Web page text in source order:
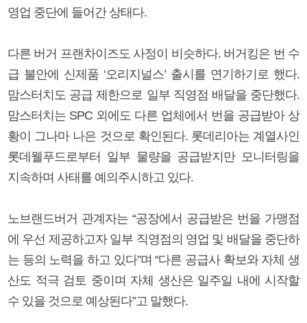
영업 중단에 들어간 상태다.
다른 버거 프랜차이즈도 사정이 비슷하다. 버거킹은 번 수
급 불안에 신제품 ‘오리지널스’ 출시를 연기하기로 했다.
맘스터치도 공급 제한으로 일부 직영점 배달을 중단했다.
맘스터치는 SPC 외에도 다른 업체에서 번을 공급받아 상
황이 그나마 나은 것으로 확인된다. 롯데리아는 계열사인
롯데웰푸드로부터 일부 물량을 공급받지만 모니터링을
지속하며 사태를 예의주시하고 있다.
노브랜드버거 관계자는 “공장에서 공급받은 번을 가맹점
에 우선 제공하고자 일부 직영점의 영업 및 배달을 중단하
는 등의 노력을 하고 있다”며 “다른 공급사 확보와 자체 생
산도 적극 검토 중이며 자체 생산은 일주일 내에 시작할
수 있을 것으로 예상된다”고 말했다.